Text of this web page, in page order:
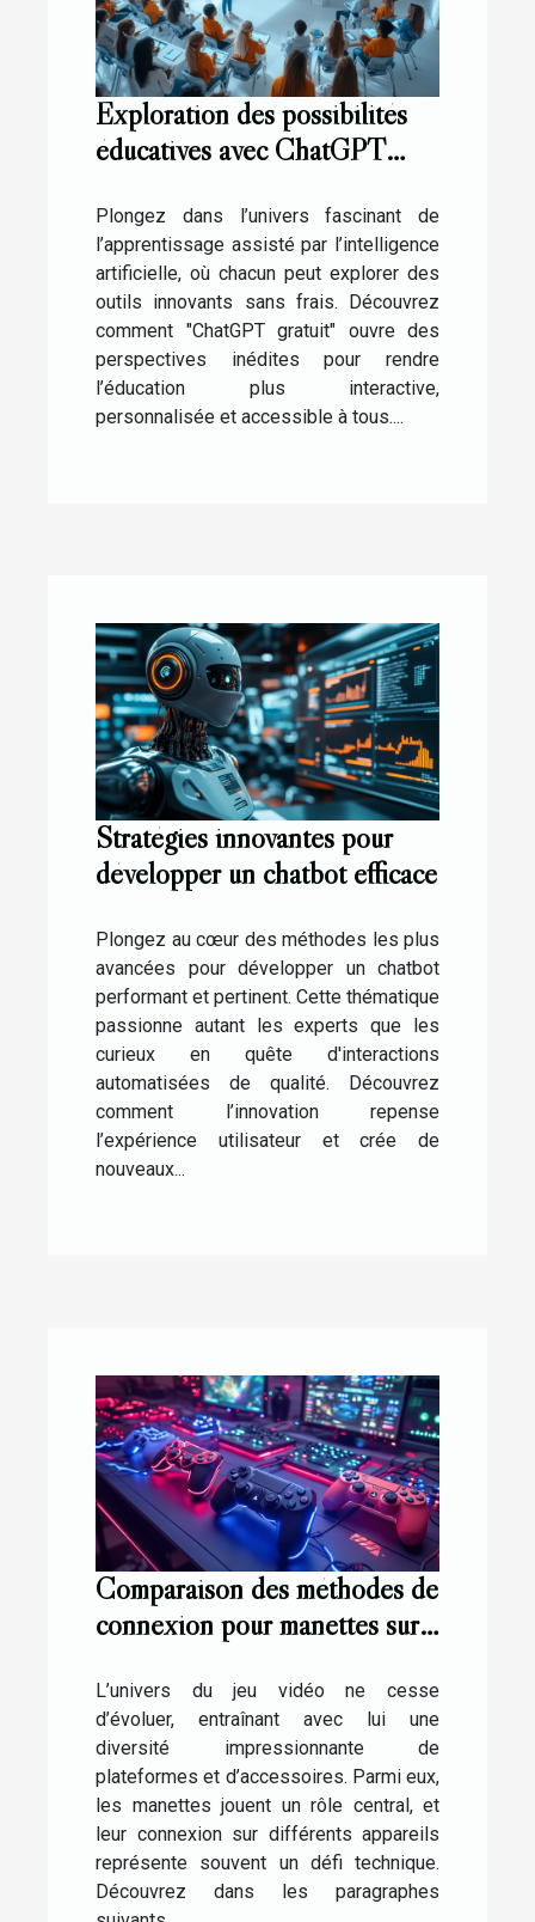
Exploration des possibilités
éducatives avec ChatGPT
Plongez dans l’univers fascinant de
l’apprentissage assisté par l’intelligence
artificielle, où chacun peut explorer des
outils innovants sans frais. Découvrez
comment "ChatGPT gratuit" ouvre des
perspectives inédites pour rendre
l’éducation plus interactive,
personnalisée et accessible à tous....
Stratégies innovantes pour
développer un chatbot efficace
Plongez au cœur des méthodes les plus
avancées pour développer un chatbot
performant et pertinent. Cette thématique
passionne autant les experts que les
curieux en quête d'interactions
automatisées de qualité. Découvrez
comment l’innovation repense
l’expérience utilisateur et crée de
nouveaux...
Comparaison des méthodes de
connexion pour manettes sur
L’univers du jeu vidéo ne cesse
d’évoluer, entraînant avec lui une
diversité impressionnante de
plateformes et d’accessoires. Parmi eux,
les manettes jouent un rôle central, et
leur connexion sur différents appareils
représente souvent un défi technique.
Découvrez dans les paragraphes